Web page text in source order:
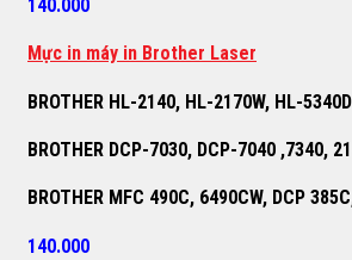
140.000
Mực in máy in Brother Laser
BROTHER HL-2140, HL-2170W, HL-5340D
BROTHER DCP-7030, DCP-7040 ,7340,
BROTHER MFC 490C, 6490CW, DCP
140.000